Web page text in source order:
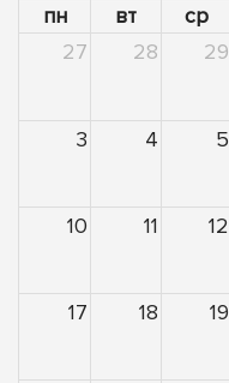
пн вт ср
27
28 29
3 4 5
10 11 12
17 18 19